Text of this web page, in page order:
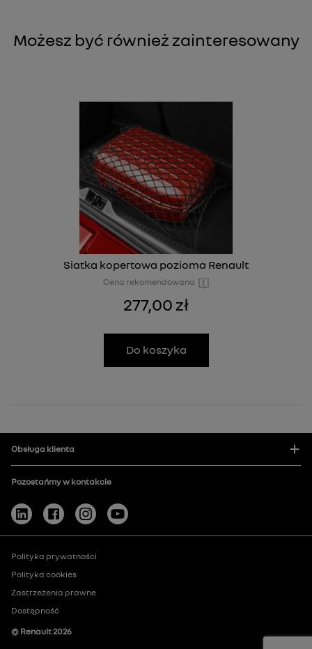
Możesz być również zainteresowany
Siatka kopertowa pozioma Renault
Cena rekomendowana
277,00 zł
Do koszyka
Obsługa klienta
Pozostańmy w kontakcie
Polityka prywatności
Polityka cookies
Zastrzeżenia prawne
Dostępność
© Renault2026